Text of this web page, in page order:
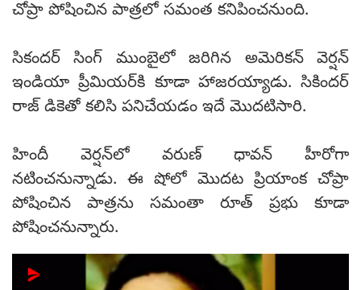
చోప్రా పోషించిన పాత్రలో సమంత కనిపించనుంది.
సికందర్ సింగ్ ముంబైలో జరిగిన అమెరికన్ వెర్షన్
ఇండియా ప్రీమియర్‌కి కూడా హాజరయ్యాడు. సికిందర్
రాజ్ డికెతో కలిసి పనిచేయడం ఇదే మొదటిసారి.
హిందీ వెర్షన్‌లో వరుణ్ ధావన్ హీరోగా
నటించనున్నాడు. ఈ షోలో మొదట ప్రియాంక చోప్రా
పోషించిన పాత్రను సమంతా రూత్ ప్రభు కూడా
పోషించనున్నారు.